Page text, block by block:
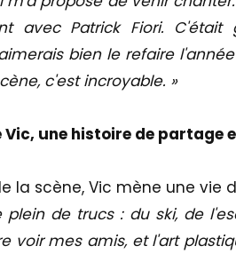
avec Patrick Fiori. C'était
bien le refaire
c'est incroyable. »
Vic, une histoire de partage
la scène, Vic mène une vie
plein de trucs : du ski, de
voir mes amis, et l'art